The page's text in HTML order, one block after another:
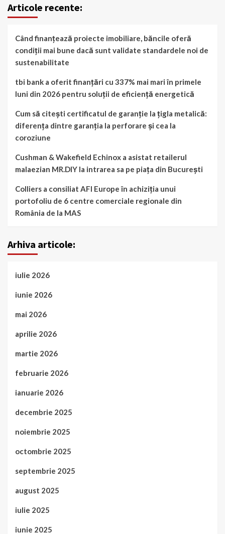
Articole recente:
Când finanțează proiecte imobiliare, băncile oferă
condiții mai bune dacă sunt validate standardele noi de
sustenabilitate
tbi bank a oferit finanțări cu 337% mai mari în primele
luni din 2026 pentru soluții de eficiență energetică
Cum să citești certificatul de garanție la țigla metalică:
diferența dintre garanția la perforare și cea la
coroziune
Cushman & Wakefield Echinox a asistat retailerul
malaezian MR.DIY la intrarea sa pe piața din București
Colliers a consiliat AFI Europe în achiziția unui
portofoliu de 6 centre comerciale regionale din
România de la MAS
Arhiva articole:
iulie 2026
iunie 2026
mai 2026
aprilie 2026
martie 2026
februarie 2026
ianuarie 2026
decembrie 2025
noiembrie 2025
octombrie 2025
septembrie 2025
august 2025
iulie 2025
iunie 2025